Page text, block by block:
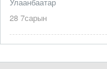
28 7сарын